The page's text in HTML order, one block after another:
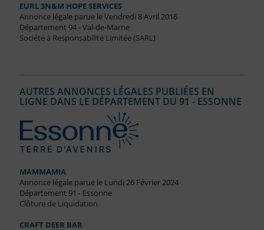
EURL 3N&M HOPE SERVICES
Annonce légale parue le Vendredi 8 Avril 2016
Département 94 - Val-de-Marne
Société à Responsabilité Limitée (SARL)
AUTRES ANNONCES LÉGALES PUBLIÉES EN
LIGNE DANS LE DÉPARTEMENT DU 91 - ESSONNE
MAMMAMIA
Annonce légale parue le Lundi 26 Février 2024
Département 91 - Essonne
Clôture de Liquidation
CRAFT DEER BAR